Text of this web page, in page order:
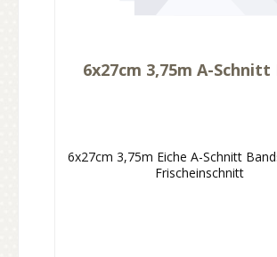
6x27cm 3,75m A-Schnitt
6x27cm 3,75m Eiche A-Schnitt Bandsäge fein,
Frischeinschnitt